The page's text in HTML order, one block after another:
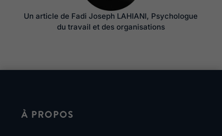
Un article de Fadi Joseph LAHIANI, Psychologue
du travail et des organisations
À PROPOS